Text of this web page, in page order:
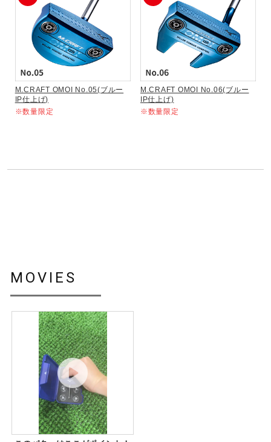
M.CRAFT OMOI No.05(ブルー
IP仕上げ)
※数量限定
M.CRAFT OMOI No.06(ブルー
IP仕上げ)
※数量限定
MOVIES